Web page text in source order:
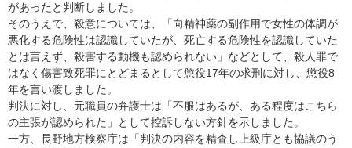
があったと判断しました。
そのうえで、殺意については、「向精神薬の副作用で女性の体調が
悪化する危険性は認識していたが、死亡する危険性を認識していた
とは言えず、殺害する動機も認められない」などとして、殺人罪で
はなく傷害致死罪にとどまるとして懲役17年の求刑に対し、懲役8
年を言い渡しました。
判決に対し、元職員の弁護士は「不服はあるが、ある程度はこちら
の主張が認められた」として控訴しない方針を示しました。
一方、長野地方検察庁は「判決の内容を精査し上級庁とも協議のう